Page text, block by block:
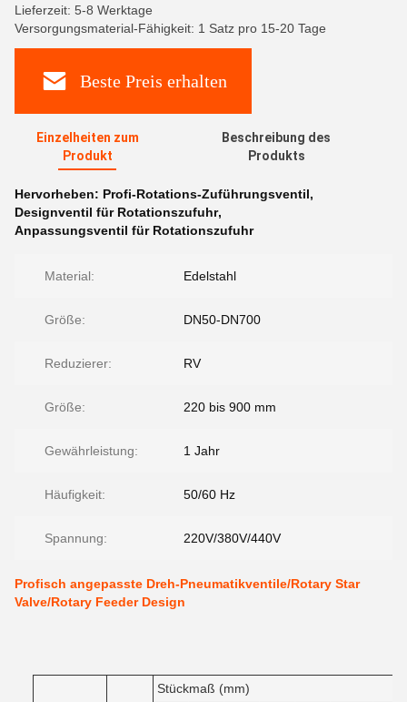
Lieferzeit: 5-8 Werktage
Versorgungsmaterial-Fähigkeit: 1 Satz pro 15-20 Tage
Beste Preis erhalten
Einzelheiten zum
Produkt
Beschreibung des
Produkts
Hervorheben: Profi-Rotations-Zuführungsventil,
Designventil für Rotationszufuhr,
Anpassungsventil für Rotationszufuhr
Material: Edelstahl
Größe: DN50-DN700
Reduzierer: RV
Größe: 220 bis 900 mm
Gewährleistung: 1 Jahr
Häufigkeit: 50/60 Hz
Spannung: 220V/380V/440V
Profisch angepasste Dreh-Pneumatikventile/Rotary Star
Valve/Rotary Feeder Design
Stückmaß (mm)